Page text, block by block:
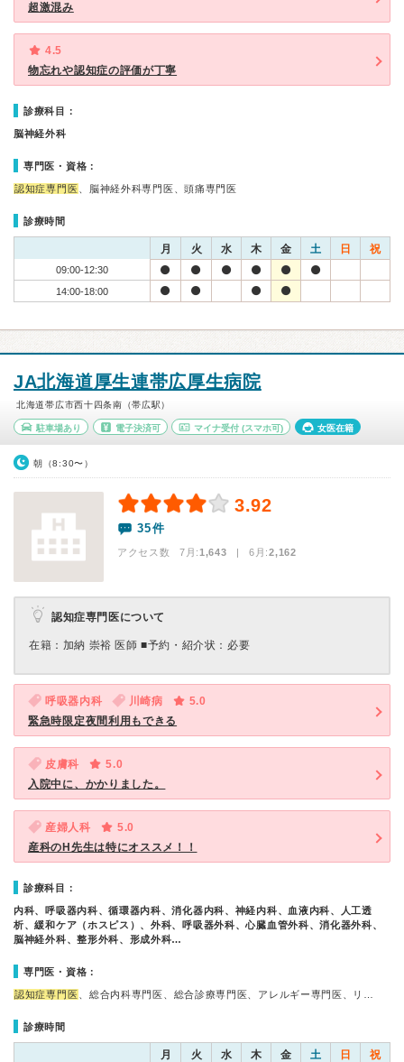
超激混み
4.5
物忘れや認知症の評価が丁寧
診療科目：
脳神経外科
専門医・資格：
認知症専門医 、脳神経外科専門医、頭痛専門医
診療時間
月 火 水 木 金 土 日 祝
09:00-12:30
14:00-18:00
JA北海道厚生連帯広厚生病院
北海道帯広市西十四条南（帯広駅）
駐車場あり 電子決済可 マイナ受付 (スマホ可) 女医在籍
朝（8:30〜）
3.92
35件
アクセス数 7月:1,643 | 6月:2,162
認知症専門医について
在籍：加納 崇裕 医師 ■予約・紹介状：必要
呼吸器内科 川崎病
5.0
緊急時限定夜間利用もできる
皮膚科
5.0
入院中に、かかりました。
産婦人科
5.0
産科のH先生は特にオススメ！！
診療科目：
内科、呼吸器内科、循環器内科、消化器内科、神経内科、血液内科、人工透
析、緩和ケア（ホスピス）、外科、呼吸器外科、心臓血管外科、消化器外科、
脳神経外科、整形外科、形成外科…
専門医・資格：
認知症専門医 、総合内科専門医、総合診療専門医、アレルギー専門医、リ…
診療時間
月 火 水 木 金 土 日 祝